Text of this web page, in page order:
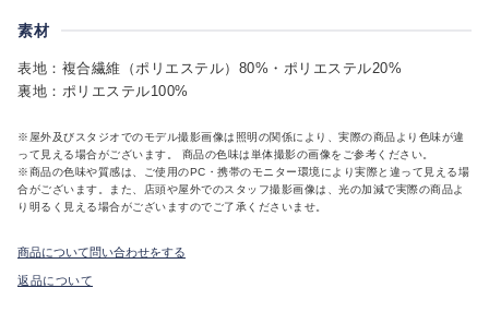
素材
表地：複合繊維（ポリエステル）80%・ポリエステル20%
裏地：ポリエステル100%
※屋外及びスタジオでのモデル撮影画像は照明の関係により、実際の商品より色味が違
って見える場合がございます。 商品の色味は単体撮影の画像をご参考ください。
※商品の色味や質感は、ご使用のPC・携帯のモニター環境により実際と違って見える場
合がございます。また、店頭や屋外でのスタッフ撮影画像は、光の加減で実際の商品よ
り明るく見える場合がございますのでご了承くださいませ。
商品について問い合わせをする
返品について